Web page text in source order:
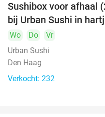
Sushibox voor afhaal
bij Urban Sushi in
Wo Do
Vr
Urban Sushi
Den Haag
Verkocht: 232